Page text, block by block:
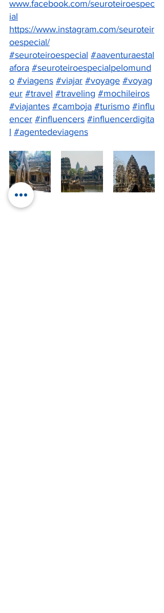
www.facebook.com/seuroteiroespec
ial
https://www.instagram.com/seuroteir
oespecial/
#seuroteiroespecial #aaventuraestal
afora #seuroteiroespecialpelomund
o #viagens #viajar #voyage #voyag
eur #travel #traveling #mochileiros
#viajantes #camboja #turismo #influ
encer #influencers #influencerdigita
l #agentedeviagens